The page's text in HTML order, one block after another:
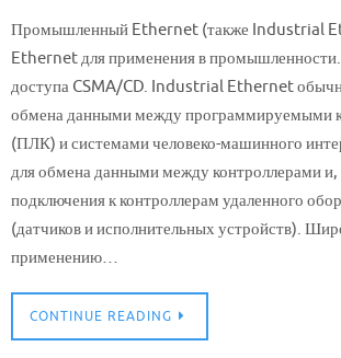
Промышленный Ethernet (также Industrial
Ethernet для применения в
доступа CSMA/CD. Industrial Ethernet
обмена данными между программируемыми
(ПЛК) и системами человеко-машинного
для обмена данными между контроллерами и,
подключения к контроллерам удаленного
(датчиков и исполнительных устройств).
применению…
CONTINUE READING